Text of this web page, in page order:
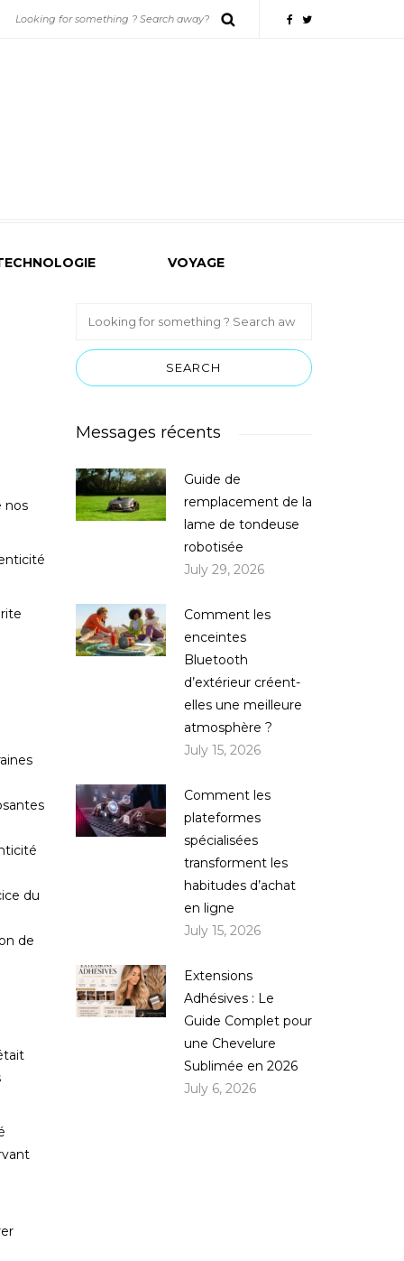
VOYAGE
nos
du
de
Messages récents
Guide de
remplacement de la
lame de tondeuse
robotisée
July 29, 2026
Comment les
enceintes
Bluetooth
d’extérieur créent-
elles une meilleure
atmosphère ?
July 15, 2026
Comment les
plateformes
spécialisées
transforment les
habitudes d’achat
en ligne
July 15, 2026
Extensions
Adhésives : Le
Guide Complet pour
une Chevelure
Sublimée en 2026
July 6, 2026